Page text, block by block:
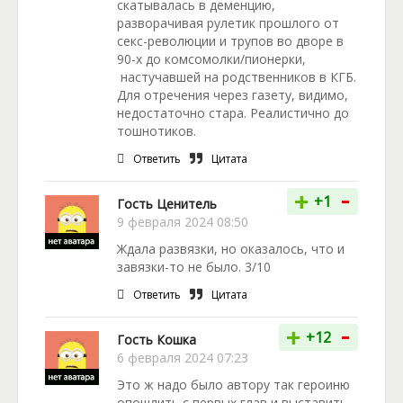
скатывалась в деменцию,
разворачивая рулетик прошлого от
секс-революции и трупов во дворе в
90-х до комсомолки/пионерки,
настучавшей на родственников в КГБ.
Для отречения через газету, видимо,
недостаточно стара. Реалистично до
тошнотиков.
Ответить Цитата
Гость Ценитель
9 февраля 2024 08:50
+ +1 -
Ждала развязки, но оказалось, что и
завязки-то не было. 3/10
Ответить Цитата
Гость Кошка
6 февраля 2024 07:23
+ +12 -
Это ж надо было автору так героиню